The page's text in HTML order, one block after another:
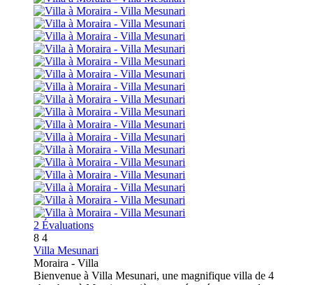
2 Évaluations
8 4
Villa Mesunari
Moraira - Villa
Bienvenue à Villa Mesunari, une magnifique villa de 4